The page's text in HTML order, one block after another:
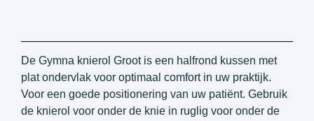
De Gymna knierol Groot is een halfrond kussen met
plat ondervlak voor optimaal comfort in uw praktijk.
Voor een goede positionering van uw patiënt. Gebruik
de knierol voor onder de knie in ruglig voor onder de